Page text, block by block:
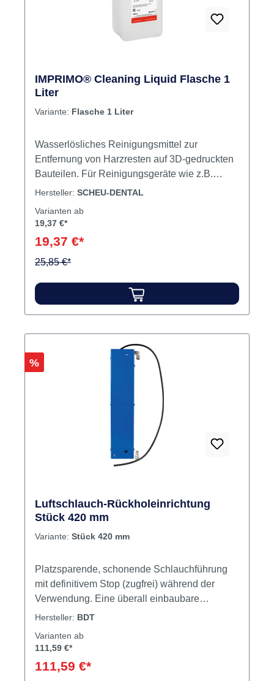
IMPRIMO® Cleaning Liquid Flasche 1
Liter
Variante: Flasche 1 Liter
Wasserlösliches Reinigungsmittel zur
Entfernung von Harzresten auf 3D-gedruckten
Bauteilen. Für Reinigungsgeräte wie z.B.
IMPRIMO® Clean und Ultraschallbäder
zu 5-fach höhere Reinigungskapazität als
Hersteller: SCHEU-DENTAL
Varianten ab
19,37 €*
19,37 €*
25,85 €*
Rabatt
%
Luftschlauch-Rückholeinrichtung
Stück 420 mm
Variante: Stück 420 mm
Platzsparende, schonende Schlauchführung
mit definitivem Stop (zugfrei) während der
Verwendung. Eine überall einbaubare
Hersteller: BDT
Varianten ab
111,59 €*
111,59 €*